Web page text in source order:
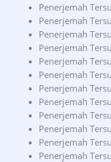
Penerjemah
Penerjemah
Penerjemah
Penerjemah
Penerjemah
Penerjemah
Penerjemah
Penerjemah
Penerjemah
Penerjemah
Penerjemah
Penerjemah